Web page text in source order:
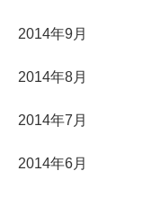
2014年9月
2014年8月
2014年7月
2014年6月